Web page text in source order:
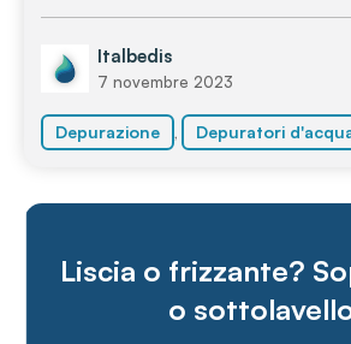
Italbedis
7 novembre 2023
Depurazione , Depuratori
Liscia o frizzante?
o